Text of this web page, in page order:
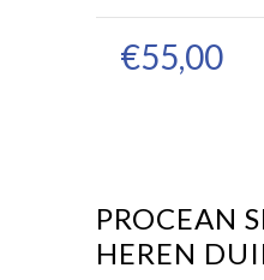
€55,00
PROCEAN
HEREN